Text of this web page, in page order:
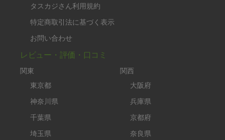
タスカジさん利用規約
特定商取引法に基づく表示
お問い合わせ
レビュー・評価・口コミ
関東
東京都
神奈川県
千葉県
埼玉県
関西
大阪府
兵庫県
京都府
奈良県